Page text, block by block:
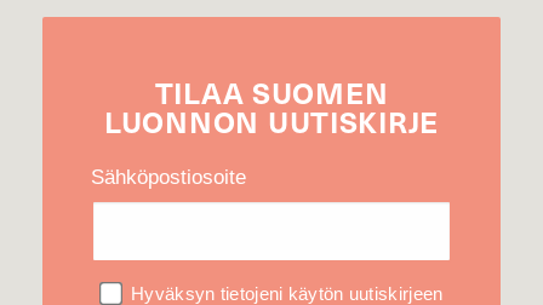
TILAA SUOMEN
LUONNON UUTIS­KIRJE
Sähköpostiosoite
Hyväksyn tietojeni käytön uutiskirjeen